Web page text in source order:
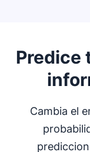
Predice
Cambia el